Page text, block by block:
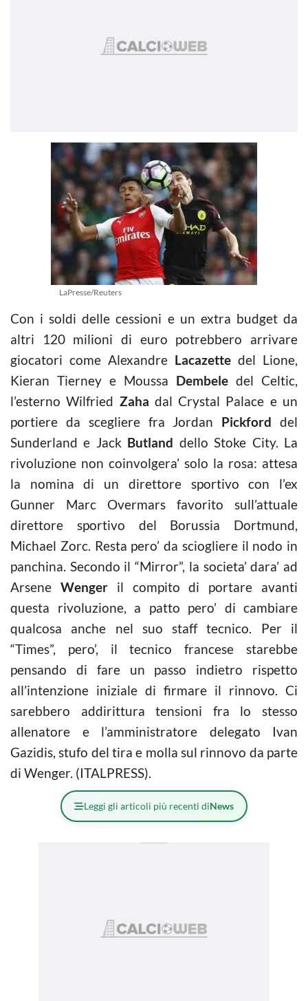
LaPresse/Reuters
Con i soldi delle cessioni e un extra budget da
altri 120 milioni di euro potrebbero arrivare
giocatori come Alexandre Lacazette del Lione,
Kieran Tierney e Moussa Dembele del Celtic,
l’esterno Wilfried Zaha dal Crystal Palace e un
portiere da scegliere fra Jordan Pickford del
Sunderland e Jack Butland dello Stoke City. La
rivoluzione non coinvolgera’ solo la rosa: attesa
la nomina di un direttore sportivo con l’ex
Gunner Marc Overmars favorito sull’attuale
direttore sportivo del Borussia Dortmund,
Michael Zorc. Resta pero’ da sciogliere il nodo in
panchina. Secondo il “Mirror”, la societa’ dara’ ad
Arsene Wengeril compito di portare avanti
questa rivoluzione, a patto pero’ di cambiare
qualcosa anche nel suo staff tecnico. Per il
“Times”, pero’, il tecnico francese starebbe
pensando di fare un passo indietro rispetto
all’intenzione iniziale di firmare il rinnovo. Ci
sarebbero addirittura tensioni fra lo stesso
allenatore e l’amministratore delegato Ivan
Gazidis, stufo del tira e molla sul rinnovo da parte
di Wenger. (ITALPRESS).
Leggi gli articoli più recenti diNews